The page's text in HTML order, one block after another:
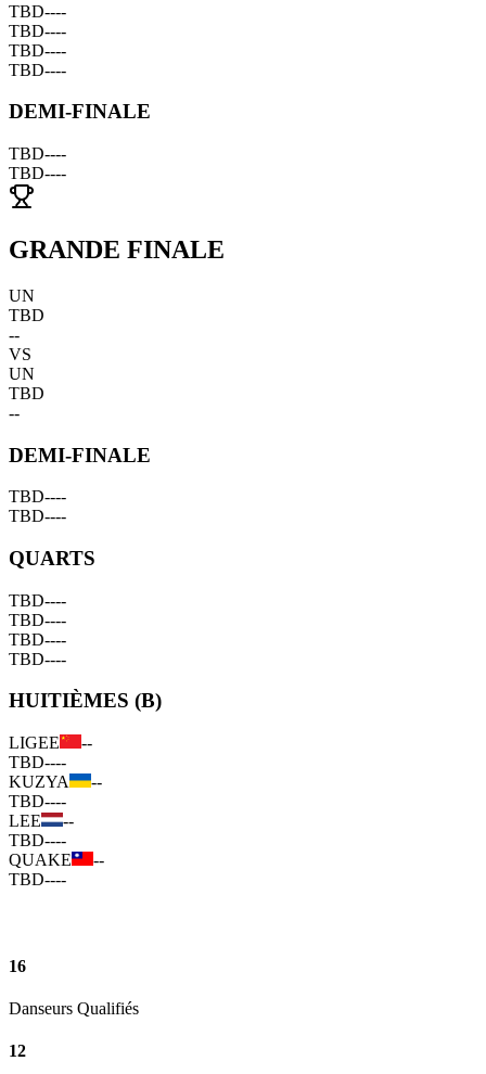
TBD----
TBD----
TBD----
TBD----
DEMI-FINALE
TBD----
TBD----
GRANDE FINALE
UN
TBD
--
VS
UN
TBD
--
DEMI-FINALE
TBD----
TBD----
QUARTS
TBD----
TBD----
TBD----
TBD----
HUITIÈMES (B)
LIGEE
--
TBD----
KUZYA
--
TBD----
LEE
--
TBD----
QUAKE
--
TBD----
16
Danseurs Qualifiés
12